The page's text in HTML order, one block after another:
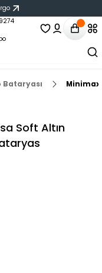
Bataryası Minimax
Soft Altın